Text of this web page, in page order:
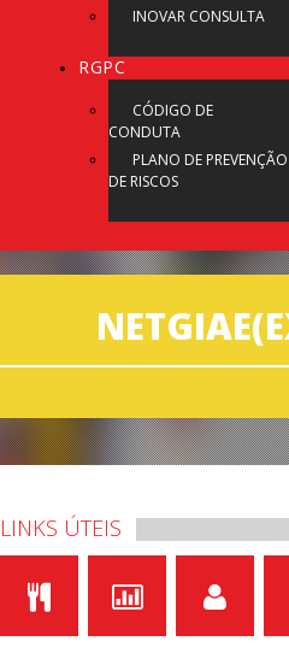
INOVAR CONSULTA
RGPC
CÓDIGO DE
CONDUTA
PLANO DE PREVENÇÃO
DE RISCOS
LINKS ÚTEIS